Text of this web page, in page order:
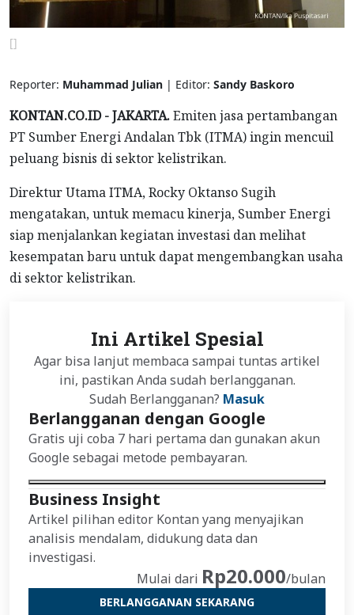
[]
Reporter: Muhammad Julian | Editor: Sandy Baskoro
KONTAN.CO.ID - JAKARTA.Emiten jasa pertambangan
PT Sumber Energi Andalan Tbk (ITMA) ingin mencuil
peluang bisnis di sektor kelistrikan.
Direktur Utama ITMA, Rocky Oktanso Sugih
mengatakan, untuk memacu kinerja, Sumber Energi
siap menjalankan kegiatan investasi dan melihat
kesempatan baru untuk dapat mengembangkan usaha
di sektor kelistrikan.
Ini Artikel Spesial
Agar bisa lanjut membaca sampai tuntas artikel
ini, pastikan Anda sudah berlangganan.
Sudah Berlangganan? Masuk
Berlangganan dengan Google
Gratis uji coba 7 hari pertama dan gunakan akun
Google sebagai metode pembayaran.
Business Insight
Artikel pilihan editor Kontan yang menyajikan
analisis mendalam, didukung data dan
investigasi.
Mulai dari Rp20.000/bulan
BERLANGGANAN SEKARANG